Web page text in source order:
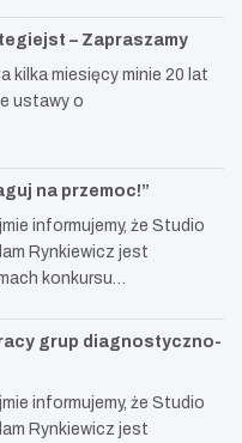
– Zapraszamy
kilka miesięcy minie 20 lat
ustawy o
na przemoc!”
informujemy, że Studio
Rynkiewicz jest
konkursu…
grup diagnostyczno-
informujemy, że Studio
Rynkiewicz jest